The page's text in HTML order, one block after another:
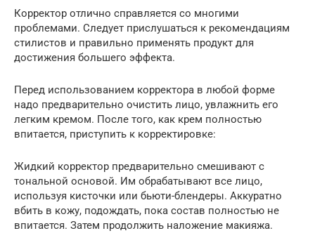
Корректор отлично справляется со многими
проблемами. Следует прислушаться к рекомендациям
стилистов и правильно применять продукт для
достижения большего эффекта.
Перед использованием корректора в любой форме
надо предварительно очистить лицо, увлажнить его
легким кремом. После того, как крем полностью
впитается, приступить к корректировке:
Жидкий корректор предварительно смешивают с
тональной основой. Им обрабатывают все лицо,
используя кисточки или бьюти-блендеры. Аккуратно
вбить в кожу, подождать, пока состав полностью не
впитается. Затем продолжить наложение макияжа.